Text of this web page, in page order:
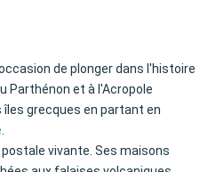
de plonger dans l'histoire
Parthénon et à l'Acropole
îles grecques en partant en
.
vivante. Ses maisons